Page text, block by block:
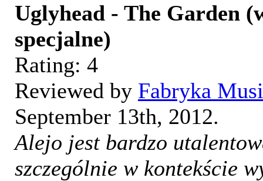
Uglyhead - The Garden
specjalne)
Rating: 4
Reviewed by Fabryka
September 13th, 2012.
Alejo jest bardzo
szczególnie w kontekście